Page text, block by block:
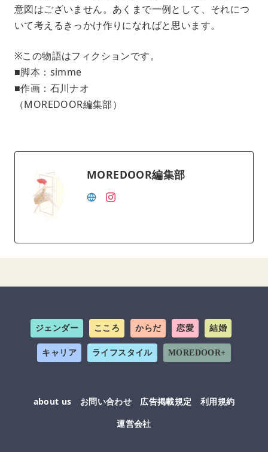
意図はございません。あくまで一例として、それにつ
いて考えるきっかけ作りになればと思います。
※この物語はフィクションです。
■脚本：simme
■作画：石川ナオ
（MOREDOOR編集部）
MOREDOOR編集部
ジェンダー こころ からだ 恋愛 結婚
キャリア ライフスタイル MOREDOOR+
about us お問い合わせ 広告掲載規定
利用規約
運営会社